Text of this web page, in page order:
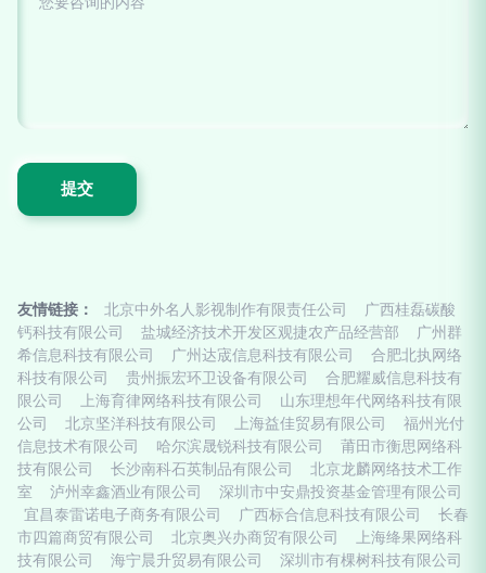
友情链接： 北京中外名人影视制作有限责任公司
广西桂磊碳酸
钙科技有限公司
盐城经济技术开发区观捷农产品经营部
广州群
希信息科技有限公司
广州达宬信息科技有限公司
合肥北执网络
科技有限公司
贵州振宏环卫设备有限公司
合肥耀威信息科技有
限公司
上海育律网络科技有限公司
山东理想年代网络科技有限
公司
北京坚洋科技有限公司 上海益佳贸易有限公司
福州光付
信息技术有限公司
哈尔滨晟锐科技有限公司
莆田市衡思网络科
技有限公司
长沙南科石英制品有限公司
北京龙麟网络技术工作
室
泸州幸鑫酒业有限公司
深圳市中安鼎投资基金管理有限公司
宜昌泰雷诺电子商务有限公司
广西标合信息科技有限公司
长春
市四篇商贸有限公司
北京奥兴办商贸有限公司
上海绛果网络科
技有限公司
海宁晨升贸易有限公司
深圳市有棵树科技有限公司